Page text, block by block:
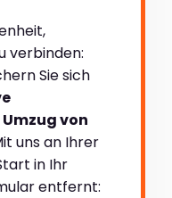
verbinden:
Sie sich
von
uns an Ihrer
in Ihr
entfernt: